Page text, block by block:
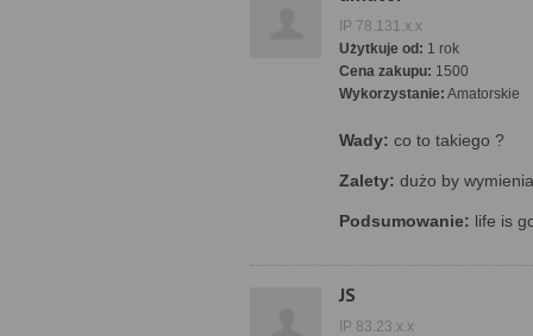
IP 78.131.x.x
Użytkuje od: 1 rok
Cena zakupu: 1500
Wykorzystanie: Amatorskie
Wady: co to takiego ?
Zalety: dużo by
Podsumowanie: life is
JS
IP 83.23.x.x